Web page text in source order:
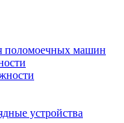
поломоечных машин
устройства